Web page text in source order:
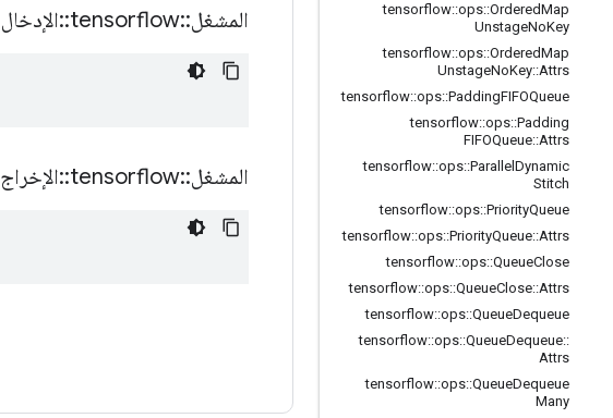
tensorflow::ops::OrderedMap
UnstageNoKey
tensorflow::ops::OrderedMap
UnstageNoKey::Attrs
tensorflow::ops::PaddingFIFOQueue
tensorflow::ops::Padding
FIFOQueue::Attrs
tensorflow::ops::Parallel Dynamic
Stitch
tensorflow::ops::PriorityQueue
tensorflow::ops::PriorityQueue::Attrs
tensorflow::ops::QueueClose
tensorflow::ops::QueueClose::Attrs
tensorflow::ops::QueueDequeue
tensorflow::ops::QueueDequeue::
Attrs
tensorflow::ops::QueueDequeue
Many
المشغل::
tensorflow
::الإدخال
المشغل::
tensorflow
::الإخراج